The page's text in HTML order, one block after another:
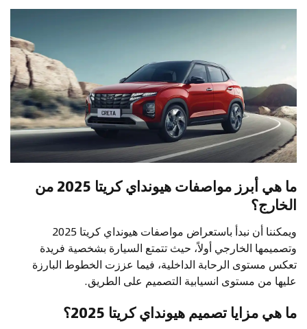
ما هي أبرز مواصفات هيونداي كريتا 2025 من
الخارج؟
ويمكننا أن نبدأ باستعراض مواصفات هيونداي كريتا 2025
وتصميمها الخارجي أولاً، حيث تتمتع السيارة بشخصية فريدة
تعكس مستوى الرحابة الداخلية، فيما عززت الخطوط البارزة
عليها من مستوى انسيابية التصميم على الطريق.
ما هي مزايا تصميم هيونداي كريتا 2025؟